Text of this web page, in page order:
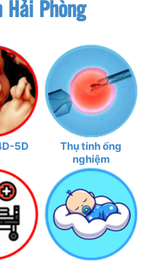
Phòng
5D
Thụ tinh ống
nghiệm